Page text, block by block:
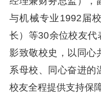
与机械专业1992届
长）等30余位校友代
影致敬校史，以同心
系母校、同心奋进的
校友全程提供支持保障